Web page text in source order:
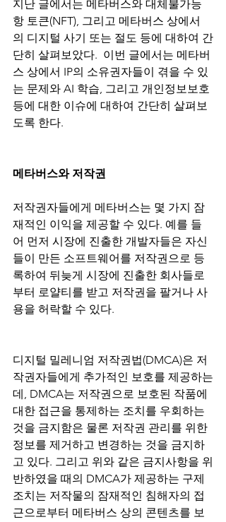
지난 글에서는 메타버스와 대체불가능
항 토큰(NFT), 그리고 메타버스 상에서
의 디지털 사기 또는 절도 등에 대하여 간
단히 살펴보았다.  이번 글에서는 메타버
스 상에서 IP의 소유권자들이 겪을 수 있
는 문제와 AI 학습, 그리고 개인정보보호
등에 대한 이슈에 대하여 간단히 살펴보
도록 한다.
메타버스와 저작권
저작권자들에게 메타버스는 몇 가지 잠
재적인 이익을 제공할 수 있다. 예를 들
어 먼저 시장에 진출한 개발자들은 자신
들이 만든 소프트웨어를 저작권으로 등
록하여 뒤늦게 시장에 진출한 회사들로
부터 로얄티를 받고 저작권을 팔거나 사
용을 허락할 수 있다.
디지털 밀레니엄 저작권법(DMCA)은 저
작권자들에게 추가적인 보호를 제공하는
데, DMCA는 저작권으로 보호된 작품에
대한 접근을 통제하는 조치를 우회하는
것을 금지함은 물론 저작권 관리를 위한
정보를 제거하고 변경하는 것을 금지하
고 있다. 그리고 위와 같은 금지사항을 위
반하였을 때의 DMCA가 제공하는 구제
조치는 저작물의 잠재적인 침해자의 접
근으로부터 메타버스 상의 콘텐츠를 보